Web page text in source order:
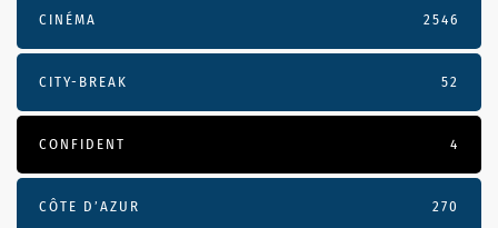
CINÉMA 2546
CITY-BREAK 52
CONFIDENT 4
CÔTE D’AZUR 270